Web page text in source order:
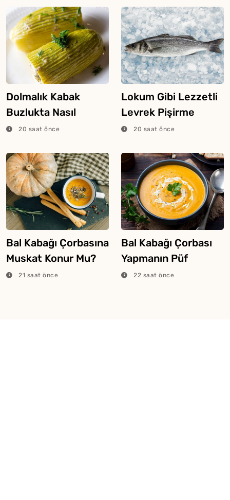
Dolmalık Kabak
Buzlukta Nasıl
Saklanır?
20 saat önce
Lokum Gibi Lezzetli
Levrek Pişirme
Tüyosu
20 saat önce
Bal Kabağı Çorbasına
Muskat Konur Mu?
21 saat önce
Bal Kabağı Çorbası
Yapmanın Püf
Noktaları
22 saat önce